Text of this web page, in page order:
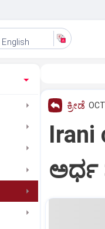
English
ಕ್ರೀಡೆ
ಅರ್ಧ